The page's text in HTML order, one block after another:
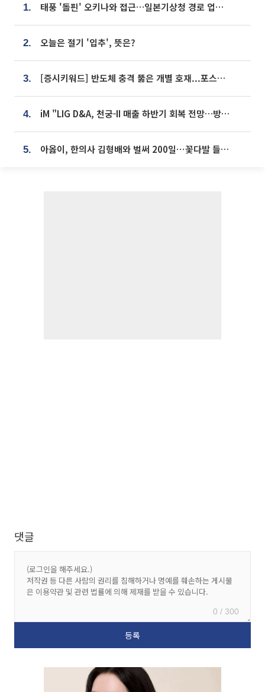
1. 태풍 '돌핀' 오키나와 접근…일본기상청 경로 업데이트
2. 오늘은 절기 '입추', 뜻은?
3. [증시키워드] 반도체 충격 뚫은 개별 호재...포스코퓨처엠·에코프로·한화솔루션 '눈길'
4. iM "LIG D&A, 천궁-II 매출 하반기 회복 전망…방산 톱픽 유지"
5. 아옳이, 한의사 김형배와 벌써 200일⋯꽃다발 들고 "프러포즈 아냐"
댓글
0 / 300